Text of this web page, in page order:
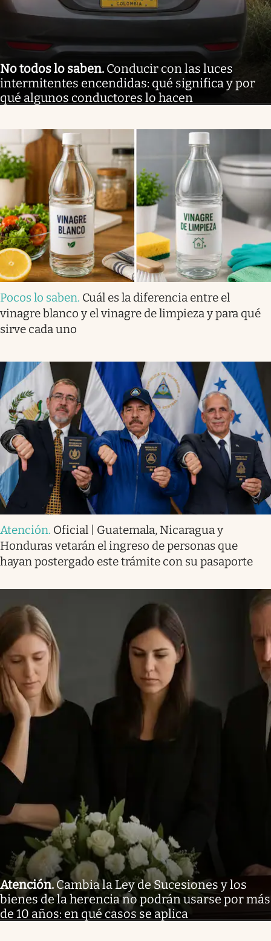
No todos lo saben. Conducir con las luces
intermitentes encendidas: qué significa y por
qué algunos conductores lo hacen
Pocos lo saben. Cuál es la diferencia entre el
vinagre blanco y el vinagre de limpieza y para qué
sirve cada uno
Atención. Oficial | Guatemala, Nicaragua y
Honduras vetarán el ingreso de personas que
hayan postergado este trámite con su pasaporte
Atención.Cambia la Ley de Sucesiones y los
bienes de la herencia no podrán usarse por más
de 10 años: en qué casos se aplica